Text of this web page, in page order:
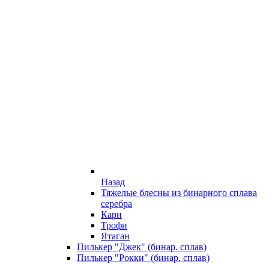
Назад
Тяжелые блесны из бинарного сплава
серебра
Кари
Трофи
Ятаган
Пилькер "Джек" (бинар. сплав)
Пилькер "Рокки" (бинар. сплав)